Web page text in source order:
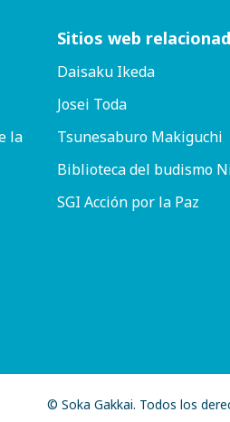
la
Sitios web
Daisaku Ikeda
Josei Toda
Tsunesaburo Makiguchi
Biblioteca del budismo
SGI Acción por la Paz
© Soka Gakkai. Todos los